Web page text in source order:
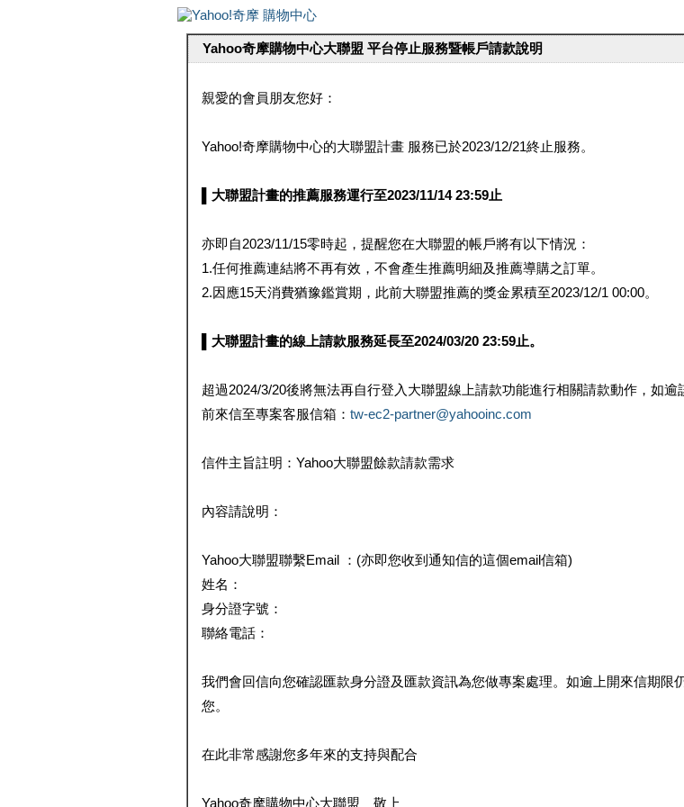
Yahoo奇摩購物中心大聯盟 平台停止服務暨帳戶請款說明
親愛的會員朋友您好：
Yahoo!奇摩購物中心的大聯盟計畫 服務已於2023/12/21終止服務。
▌大聯盟計畫的推薦服務運行至2023/11/14 23:59止
亦即自2023/11/15零時起，提醒您在大聯盟的帳戶將有以下情況：
1.任何推薦連結將不再有效，不會產生推薦明細及推薦導購之訂單。
2.因應15天消費猶豫鑑賞期，此前大聯盟推薦的獎金累積至2023/12/1 00:00。
▌大聯盟計畫的線上請款服務延長至2024/03/20 23:59止。
超過2024/3/20後將無法再自行登入大聯盟線上請款功能進行相關請款動作，如逾
前來信至專案客服信箱： tw-ec2-partner@yahooinc.com
信件主旨註明：Yahoo大聯盟餘款請款需求
內容請說明：
Yahoo大聯盟聯繫Email ：(亦即您收到通知信的這個email信箱)
姓名：
身分證字號：
聯絡電話：
我們會回信向您確認匯款身分證及匯款資訊為您做專案處理。如逾上開來信期
您。
在此非常感謝您多年來的支持與配合
Yahoo奇摩購物中心大聯盟 敬上